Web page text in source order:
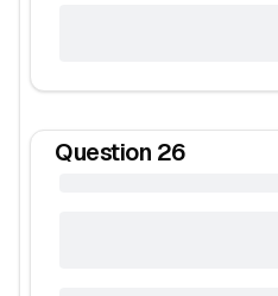
Question 26